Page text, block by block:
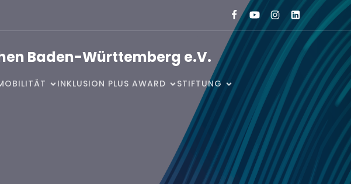
Baden-Württemberg e.V.
INKLUSION PLUS AWARD STIFTUNG